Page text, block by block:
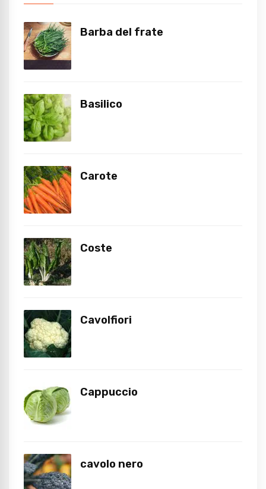
Barba del frate
Basilico
Carote
Coste
Cavolfiori
Cappuccio
cavolo nero